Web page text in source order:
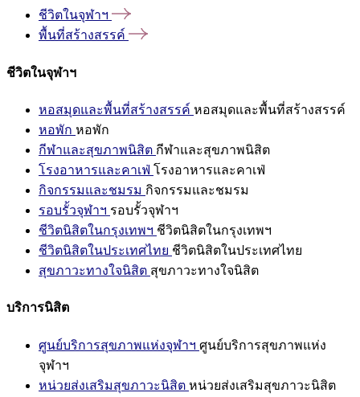
ชีวิตในจุฬาฯ
พื้นที่สร้างสรรค์
ชีวิตในจุฬาฯ
หอสมุดและพื้นที่สร้างสรรค์ หอสมุดและพื้นที่สร้างสรรค์
หอพัก หอพัก
กีฬาและสุขภาพนิสิต กีฬาและสุขภาพนิสิต
โรงอาหารและคาเฟ่ โรงอาหารและคาเฟ่
กิจกรรมและชมรม กิจกรรมและชมรม
รอบรั้วจุฬาฯ รอบรั้วจุฬาฯ
ชีวิตนิสิตในกรุงเทพฯ ชีวิตนิสิตในกรุงเทพฯ
ชีวิตนิสิตในประเทศไทย ชีวิตนิสิตในประเทศไทย
สุขภาวะทางใจนิสิต สุขภาวะทางใจนิสิต
บริการนิสิต
ศูนย์บริการสุขภาพแห่งจุฬาฯ ศูนย์บริการสุขภาพแห่ง
จุฬาฯ
หน่วยส่งเสริมสุขภาวะนิสิต หน่วยส่งเสริมสุขภาวะนิสิต